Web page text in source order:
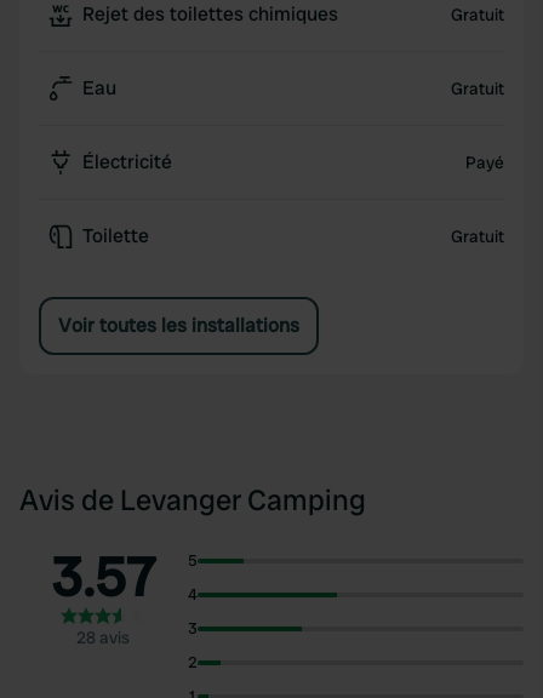
Rejet des toilettes chimiques Gratuit
Eau Gratuit
Électricité Payé
Toilette Gratuit
Voir toutes les installations
Avis de Levanger Camping
3.57
28 avis
5
4
3
2